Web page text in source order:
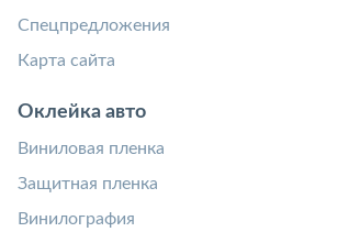
Спецпредложения
Карта сайта
Оклейка авто
Виниловая пленка
Защитная пленка
Винилография